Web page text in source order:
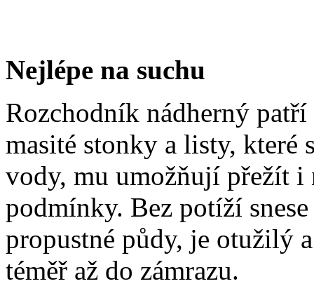
Nejlépe na suchu
Rozchodník nádherný
masité stonky a listy,
vody, mu umožňují přežít i
podmínky. Bez potíží
propustné půdy, je otužilý
téměř až do zámrazu.